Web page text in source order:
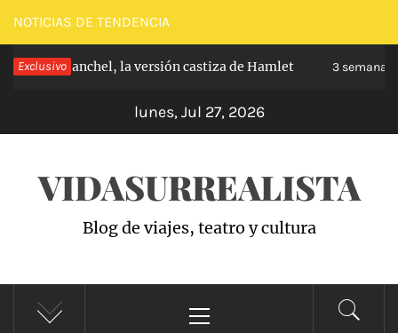
Saltar
al
contenido
NOTICIAS DE TENDENCIA
Exclusivo
de Carabanchel, la versión castiza de Hamlet 3 semanas
lunes, Jul 27, 2026
VIDASURREALISTA
Blog de viajes, teatro y cultura
principal